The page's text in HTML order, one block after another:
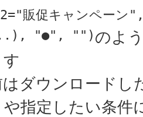
販促キャンペーン
"●", "")のよ
ダウンロードし
や指定したい条件